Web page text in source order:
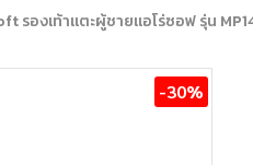
รองเท้าแตะผู้ชายแอโร่ซอฟ รุ่น
-30%